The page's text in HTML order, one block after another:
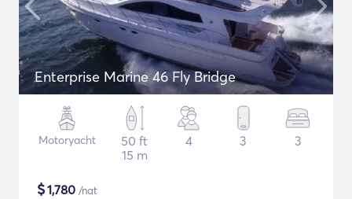
Enterprise Marine 46 Fly Bridge
Motoryacht
50 ft
15 m
4 3 3
$1,780 /nat